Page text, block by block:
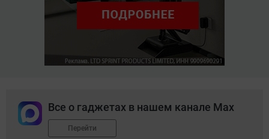
Все о гаджетах в нашем канале Max
Перейти